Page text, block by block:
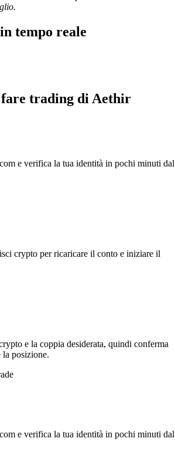
tempo reale
fare trading di Aethir
e verifica la tua identità in pochi minuti dal
crypto per ricaricare il conto e iniziare il
e la coppia desiderata, quindi conferma
la posizione.
e verifica la tua identità in pochi minuti dal